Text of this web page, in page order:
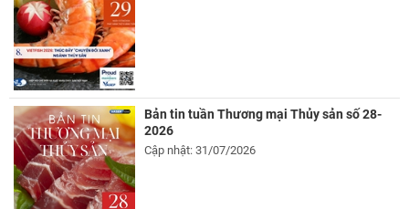
Bản tin tuần Thương mại Thủy sản số 28-
2026
Cập nhật: 31/07/2026